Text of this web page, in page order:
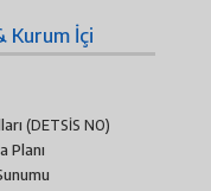
Kurum İçi
(DETSİS NO)
Planı